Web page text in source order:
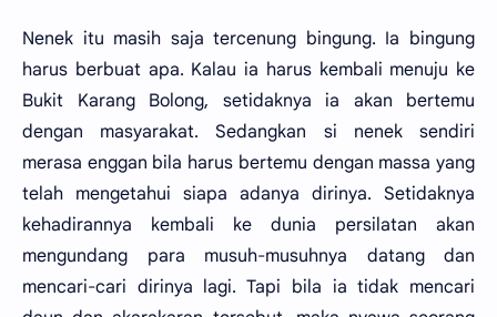
Nenek itu masih saja tercenung bingung. Ia bingung
harus berbuat apa. Kalau ia harus kembali menuju ke
Bukit Karang Bolong, setidaknya ia akan bertemu
dengan masyarakat. Sedangkan si nenek sendiri
merasa enggan bila harus bertemu dengan massa yang
telah mengetahui siapa adanya dirinya. Setidaknya
kehadirannya kembali ke dunia persilatan akan
mengundang para musuh-musuhnya datang dan
mencari-cari dirinya lagi. Tapi bila ia tidak mencari